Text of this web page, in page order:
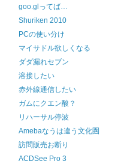
goo.glってば…
Shuriken 2010
PCの使い分け
マイサドル欲しくなる
ダダ漏れセブン
溶接したい
赤外線通信したい
ガムにクエン酸？
リハーサル停波
Amebaなうは違う文化圏
訪問販売お断り
ACDSee Pro 3